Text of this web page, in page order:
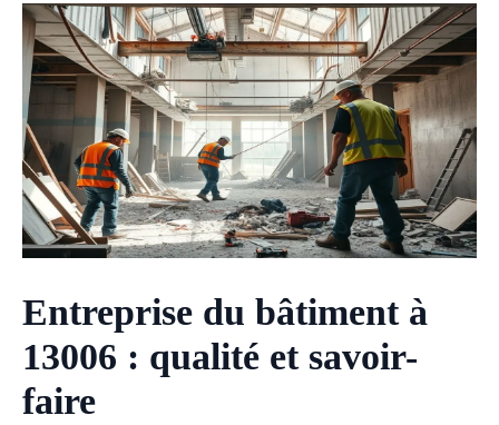
Entreprise du bâtiment à
13006 : qualité et savoir-
faire